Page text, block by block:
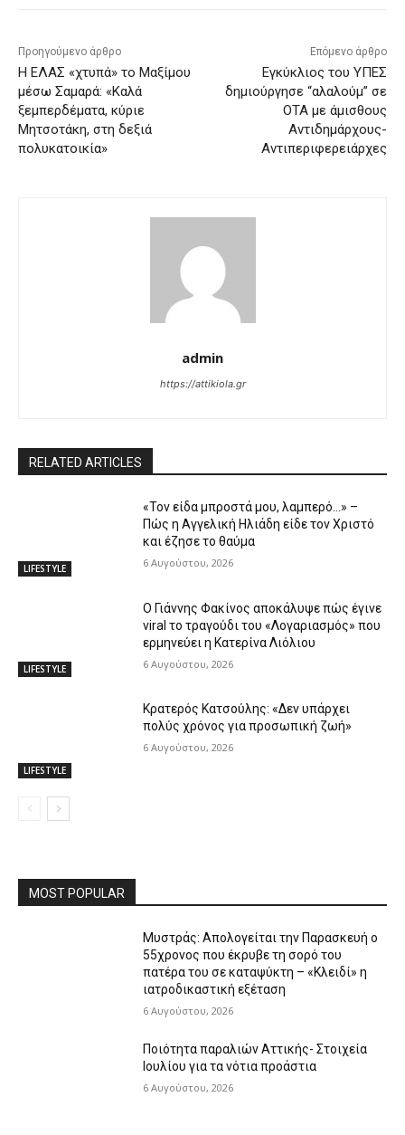
Προηγούμενο άρθρο
Η ΕΛΑΣ «χτυπά» το Μαξίμου
μέσω Σαμαρά: «Καλά
ξεμπερδέματα, κύριε
Μητσοτάκη, στη δεξιά
πολυκατοικία»
Επόμενο άρθρο
Εγκύκλιος του ΥΠΕΣ
δημιούργησε “αλαλούμ” σε
ΟΤΑ με άμισθους
Αντιδημάρχους-
Αντιπεριφερειάρχες
admin
https://attikiola.gr
RELATED ARTICLES
LIFESTYLE
«Τον είδα μπροστά μου, λαμπερό…» –
Πώς η Αγγελική Ηλιάδη είδε τον Χριστό
και έζησε το θαύμα
6 Αυγούστου, 2026
LIFESTYLE
Ο Γιάννης Φακίνος αποκάλυψε πώς έγινε
viral το τραγούδι του «Λογαριασμός» που
ερμηνεύει η Κατερίνα Λιόλιου
6 Αυγούστου, 2026
LIFESTYLE
Κρατερός Κατσούλης: «Δεν υπάρχει
πολύς χρόνος για προσωπική ζωή»
6 Αυγούστου, 2026
MOST POPULAR
Μυστράς: Απολογείται την Παρασκευή ο
55χρονος που έκρυβε τη σορό του
πατέρα του σε καταψύκτη – «Κλειδί» η
ιατροδικαστική εξέταση
6 Αυγούστου, 2026
Ποιότητα παραλιών Αττικής- Στοιχεία
Ιουλίου για τα νότια προάστια
6 Αυγούστου, 2026